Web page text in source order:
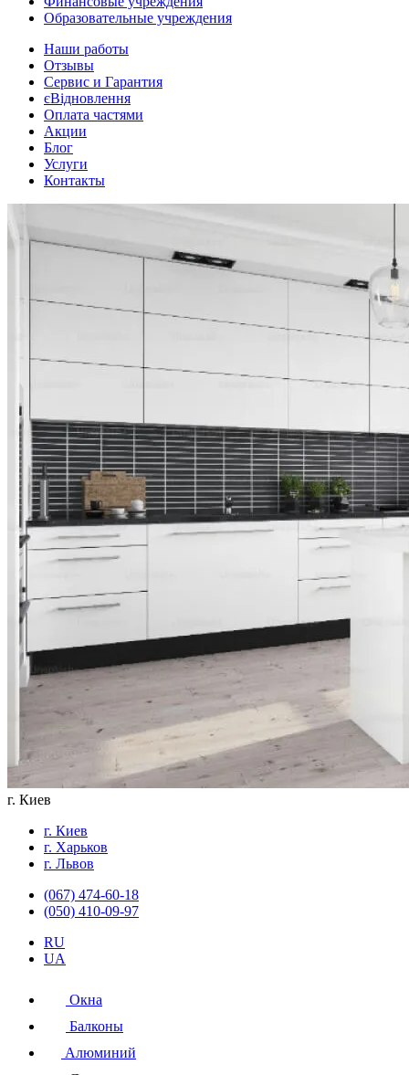
Образовательные учреждения
Наши работы
Отзывы
Сервис и Гарантия
єВідновлення
Оплата частями
Акции
Блог
Услуги
Контакты
г. Киев
г. Киев
г. Харьков
г. Львов
(067) 474-60-18
(050) 410-09-97
RU
UA
Окна
Балконы
Алюминий